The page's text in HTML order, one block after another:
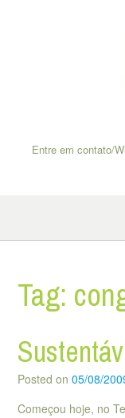
Entre em contato/
Tag:
Posted on 05/08/
Começou hoje, no